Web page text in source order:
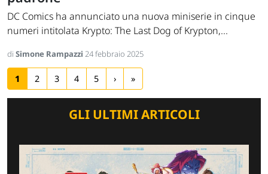
DC Comics ha annunciato una nuova miniserie in cinque
numeri intitolata Krypto: The Last Dog of Krypton,...
di Simone Rampazzi 24 febbraio 2025
1 2 3 4 5 › »
GLI ULTIMI ARTICOLI